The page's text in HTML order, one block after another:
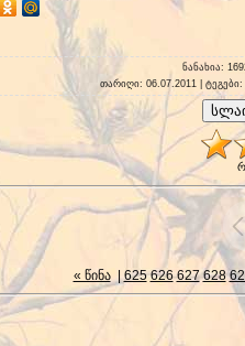
ნანახია:
თარიღი: 06.07.2011 | ტეგები:
« წინა| 625 626 627 628